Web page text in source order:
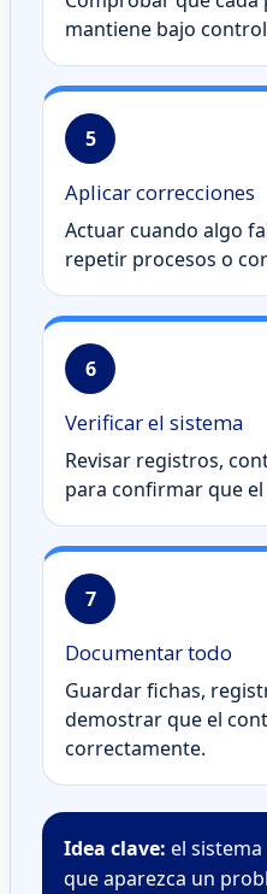
mantiene bajo
5
Aplicar correcciones
Actuar cuando algo
repetir procesos o
6
Verificar el sistema
Revisar registros,
para confirmar que el
7
Documentar todo
Guardar fichas,
demostrar que el
correctamente.
Idea clave: el sistema
que aparezca un